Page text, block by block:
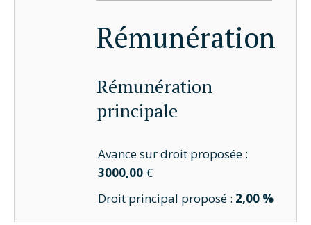
Rémunération
Rémunération
principale
Avance sur droit proposée :
3000,00 €
Droit principal proposé : 2,00 %